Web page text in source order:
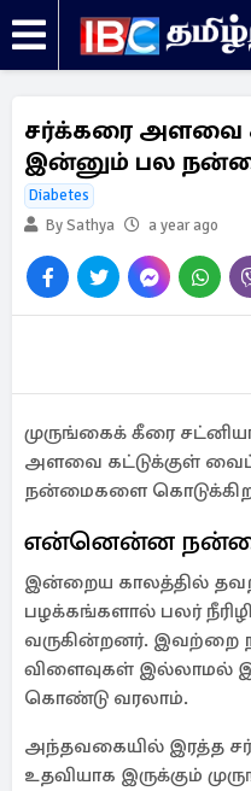
சர்க்கரை அளவை
இன்னும் பல
Diabetes
By Sathya
a year ago
முருங்கைக் கீரை
அளவை கட்டுக்குள்
நன்மைகளை
என்னென்ன
இன்றைய காலத்தில்
பழக்கங்களால் பலர்
வருகின்றனர். இவற்றை
விளைவுகள் இல்லாமல்
கொண்டு வரலாம்.
அந்தவகையில் இரத்த
உதவியாக இருக்கும்